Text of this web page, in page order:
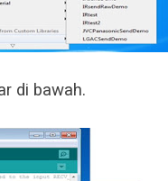
di bawah.